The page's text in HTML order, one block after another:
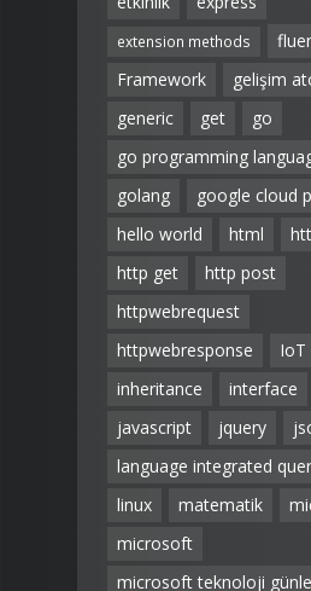
extension methods
Framework
gelişim
generic
get
go
go programming
golang
google cloud
hello world
html
http get
http post
httpwebrequest
httpwebresponse
IoT
inheritance
interface
javascript
jquery
language integrated
linux matematik
microsoft
microsoft teknoloji